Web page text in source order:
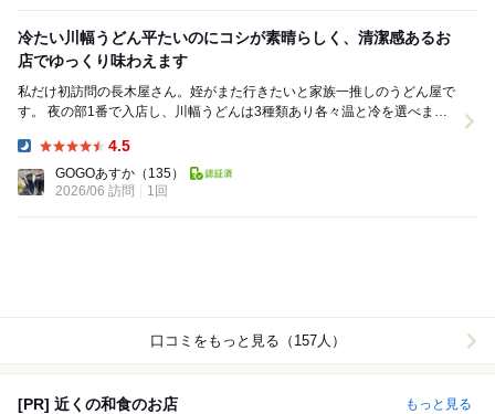
冷たい川幅うどん平たいのにコシが素晴らしく、清潔感あるお
店でゆっくり味わえます
私だけ初訪問の長木屋さん。姪がまた行きたいと家族一推しのうどん屋で
す。 夜の部1番で入店し、川幅うどんは3種類あり各々温と冷を選べまし
4.5
GOGOあすか （135）
2026/06 訪問
1回
口コミをもっと見る（157人）
[PR] 近くの和食のお店 もっと見る